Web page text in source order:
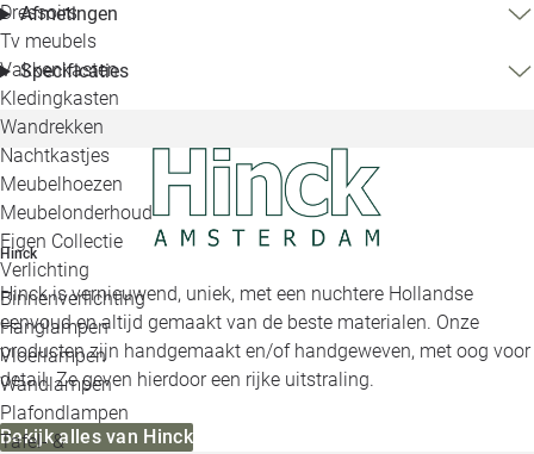
Dressoirs
Tv meubels
Vakkenkasten
Kledingkasten
Wandrekken
Nachtkastjes
Meubelhoezen
Meubelonderhoud
Eigen Collectie
Verlichting
Binnenverlichting
Hanglampen
Vloerlampen
Wandlampen
Plafondlampen
Tafel- &
Afmetingen
Specificaties
Hinck
Hinck is vernieuwend, uniek, met een nuchtere Hollandse
eenvoud en altijd gemaakt van de beste materialen. Onze
producten zijn handgemaakt en/of handgeweven, met oog voor
detail. Ze geven hierdoor een rijke uitstraling.
Bekijk alles van Hinck